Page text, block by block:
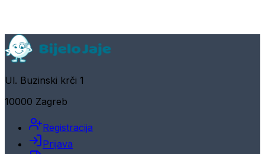
Ul. Buzinski krči 1
10000 Zagreb
Registracija
Prijava